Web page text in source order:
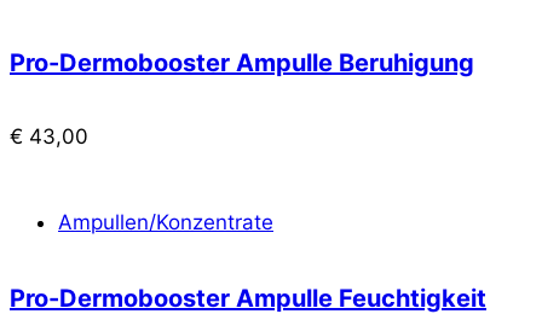
Pro-Dermobooster Ampulle Beruhigung
€ 43,00
Ampullen/Konzentrate
Pro-Dermobooster Ampulle Feuchtigkeit